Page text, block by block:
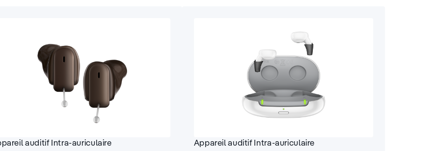
auditifIntra-auriculaire Appareil auditifIntra-auriculaire